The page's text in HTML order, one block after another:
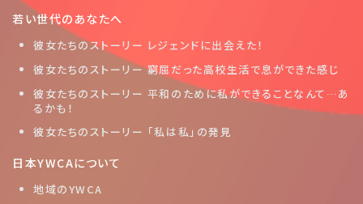
若い世代のあなたへ
彼女たちのストーリー レジェンドに出会えた！
彼女たちのストーリー 窮屈だった高校生活で息ができた感じ
彼女たちのストーリー 平和のために私ができることなんて…あ
るかも！
彼女たちのストーリー 「私は私」の発見
日本YWCAについて
地域のYWCA